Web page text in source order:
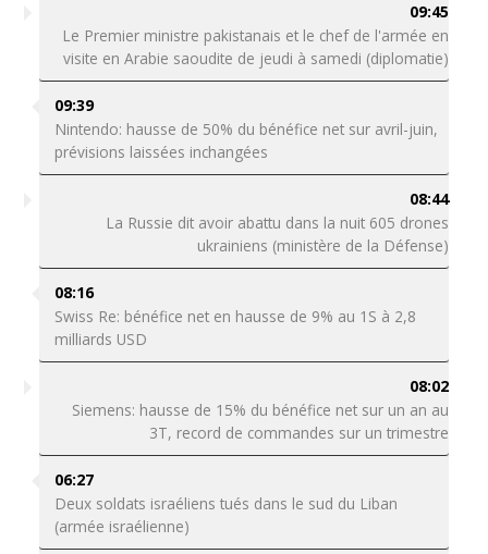
09:45
Le Premier ministre pakistanais et le chef de l'armée en
visite en Arabie saoudite de jeudi à samedi (diplomatie)
09:39
Nintendo: hausse de 50% du bénéfice net sur avril-juin,
prévisions laissées inchangées
08:44
La Russie dit avoir abattu dans la nuit 605 drones
ukrainiens (ministère de la Défense)
08:16
Swiss Re: bénéfice net en hausse de 9% au 1S à 2,8
milliards USD
08:02
Siemens: hausse de 15% du bénéfice net sur un an au
3T, record de commandes sur un trimestre
06:27
Deux soldats israéliens tués dans le sud du Liban
(armée israélienne)